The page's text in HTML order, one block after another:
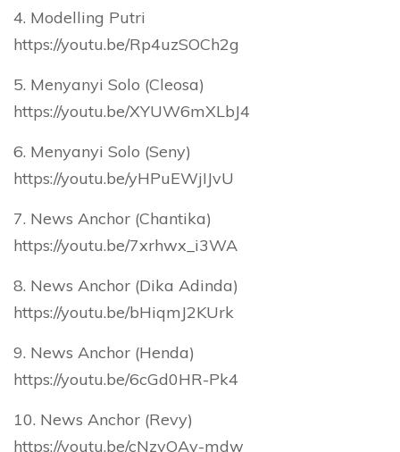
4. Modelling Putri
https://youtu.be/Rp4uzSOCh2g
5. Menyanyi Solo (Cleosa)
https://youtu.be/XYUW6mXLbJ4
6. Menyanyi Solo (Seny)
https://youtu.be/yHPuEWjIJvU
7. News Anchor (Chantika)
https://youtu.be/7xrhwx_i3WA
8. News Anchor (Dika Adinda)
https://youtu.be/bHiqmJ2KUrk
9. News Anchor (Henda)
https://youtu.be/6cGd0HR-Pk4
10. News Anchor (Revy)
https://youtu.be/cNzyOAy-mdw